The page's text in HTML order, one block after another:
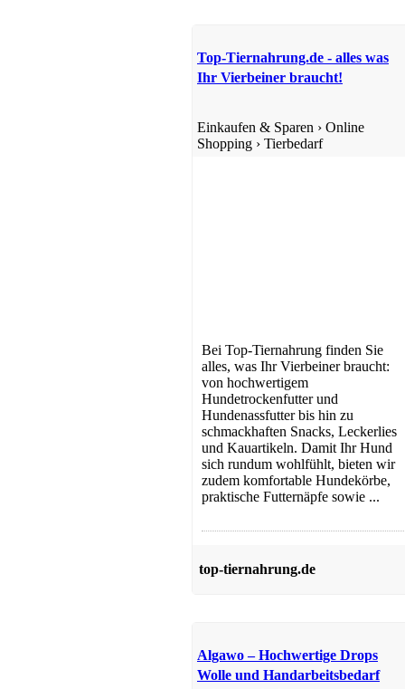
Top-Tiernahrung.de - alles was
Ihr Vierbeiner braucht!
Einkaufen & Sparen › Online
Shopping › Tierbedarf
Bei Top-Tiernahrung finden Sie
alles, was Ihr Vierbeiner braucht:
von hochwertigem
Hundetrockenfutter und
Hundenassfutter bis hin zu
schmackhaften Snacks, Leckerlies
und Kauartikeln. Damit Ihr Hund
sich rundum wohlfühlt, bieten wir
zudem komfortable Hundekörbe,
praktische Futternäpfe sowie ...
top-tiernahrung.de
Algawo – Hochwertige Drops
Wolle und Handarbeitsbedarf